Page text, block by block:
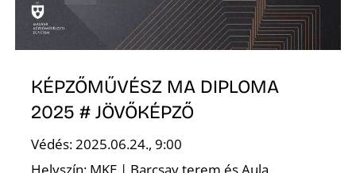
KÉPZŐMŰVÉSZ MA DIPLOMA
2025 # JÖVŐKÉPZŐ
Védés: 2025.06.24., 9:00